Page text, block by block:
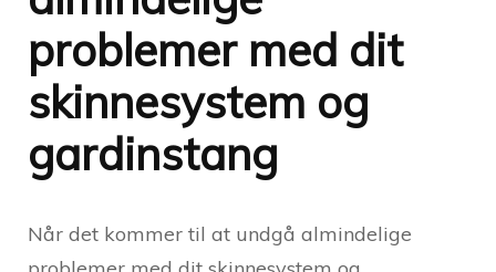
problemer med dit
skinnesystem og
gardinstang
Når det kommer til at undgå almindelige